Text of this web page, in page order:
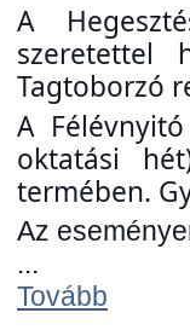
A
szeretettel
Tagtoborzó
A
oktatási
termében.
Az
...
Tovább